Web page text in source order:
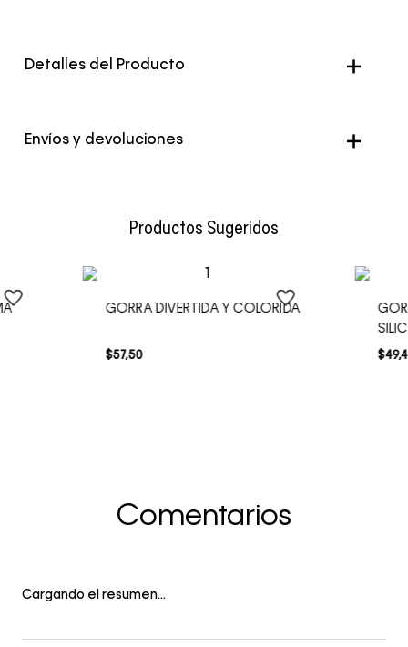
Detalles del Producto
Envíos y devoluciones
Productos Sugeridos
GORRA DIVERTIDA Y COLORIDA
$57,50 $49,
Comentarios
Cargando el resumen…